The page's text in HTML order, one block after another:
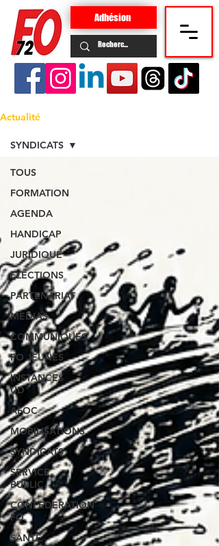
Adhésion
Actualité
TOUS
FORMATION
AGENDA
HANDICAP
JURIDIQUE
ELECTIONS
PARTENARIAT
MEDIAS
COMMUNIQUES
FO JEUNES
INSTANCES
UD
AFOC
MOBILISATIONS
SYNDICATS
SERVICE
PUBLIC
CONFEDERATION
FO
SANTE
SYNDICATS